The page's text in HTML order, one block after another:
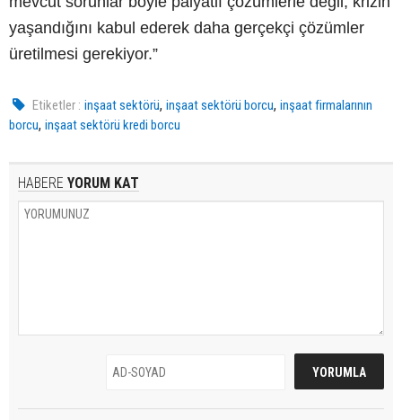
yaşandığını kabul ederek daha gerçekçi çözümler
üretilmesi gerekiyor.”
Etiketler : inşaat sektörü,inşaat sektörü borcu,inşaat firmalarının
borcu, inşaat sektörü kredi borcu
HABERE YORUM KAT